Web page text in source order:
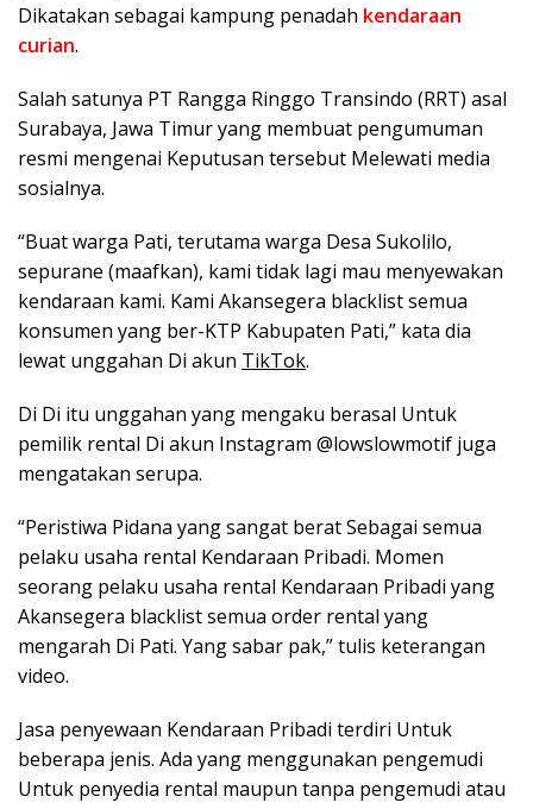
Dikatakan sebagai kampung penadah kendaraan
curian.
Salah satunya PT Rangga Ringgo Transindo (RRT) asal
Surabaya, Jawa Timur yang membuat pengumuman
resmi mengenai Keputusan tersebut Melewati media
sosialnya.
“Buat warga Pati, terutama warga Desa Sukolilo,
sepurane (maafkan), kami tidak lagi mau menyewakan
kendaraan kami. Kami Akansegera blacklist semua
konsumen yang ber-KTP Kabupaten Pati,” kata dia
lewat unggahan Di akun TikTok.
Di Di itu unggahan yang mengaku berasal Untuk
pemilik rental Di akun Instagram @lowslowmotif juga
mengatakan serupa.
“Peristiwa Pidana yang sangat berat Sebagai semua
pelaku usaha rental Kendaraan Pribadi. Momen
seorang pelaku usaha rental Kendaraan Pribadi yang
Akansegera blacklist semua order rental yang
mengarah Di Pati. Yang sabar pak,” tulis keterangan
video.
Jasa penyewaan Kendaraan Pribadi terdiri Untuk
beberapa jenis. Ada yang menggunakan pengemudi
Untuk penyedia rental maupun tanpa pengemudi atau